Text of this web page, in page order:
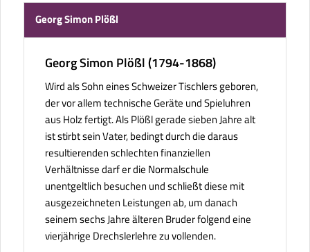
Georg Simon Plößl
Georg Simon Plößl (1794-1868)
Wird als Sohn eines Schweizer Tischlers geboren,
der vor allem technische Geräte und Spieluhren
aus Holz fertigt. Als Plößl gerade sieben Jahre alt
ist stirbt sein Vater, bedingt durch die daraus
resultierenden schlechten finanziellen
Verhältnisse darf er die Normalschule
unentgeltlich besuchen und schließt diese mit
ausgezeichneten Leistungen ab, um danach
seinem sechs Jahre älteren Bruder folgend eine
vierjährige Drechslerlehre zu vollenden.